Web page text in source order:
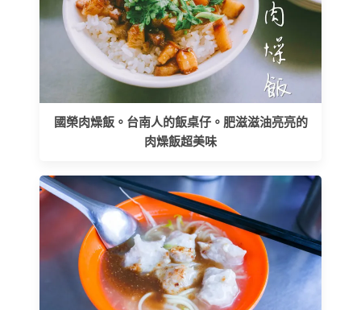
國榮肉燥飯。台南人的飯桌仔。肥滋滋油亮亮的
肉燥飯超美味